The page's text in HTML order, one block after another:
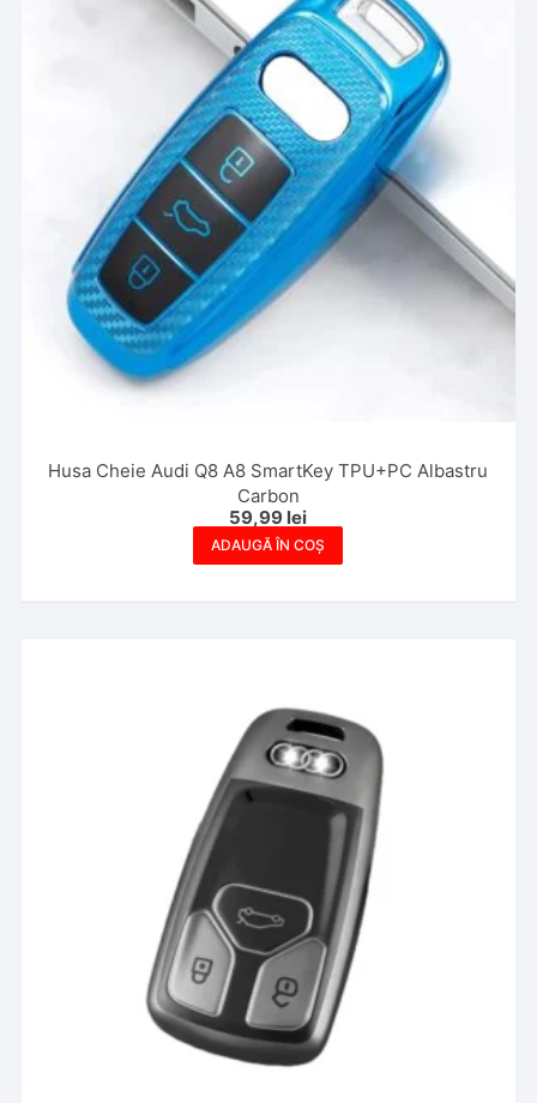
Husa Cheie Audi Q8 A8 SmartKey TPU+PC Albastru
Carbon
59,99 lei
ADAUGĂ ÎN COȘ